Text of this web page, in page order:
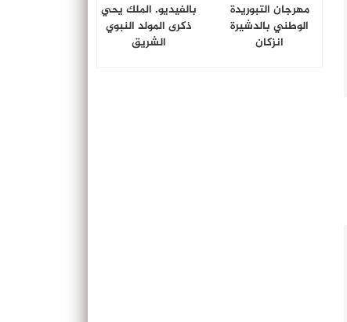
مهرجان التبوريدة
الوطني بالدشيرة
انزكان
بالفيديو. الملك يحي
ذكرى المولد النبوي
الشريق